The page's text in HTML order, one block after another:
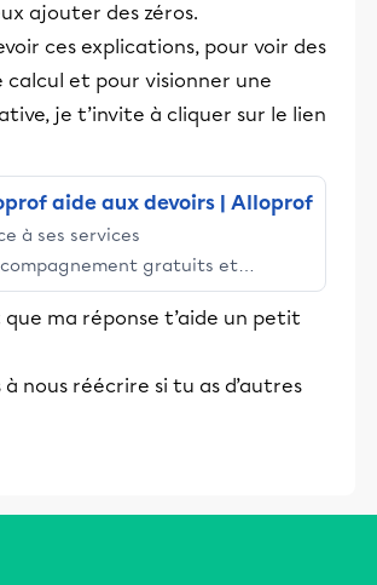
ajouter des zéros.
ces explications, pour voir des
calcul et pour visionner une
je t’invite à cliquer sur le lien
aide aux devoirs | Alloprof
à ses services
gratuits et
Alloprof engage les élèves
parents dans la réussite
que ma réponse t’aide un petit
à nous réécrire si tu as d’autres